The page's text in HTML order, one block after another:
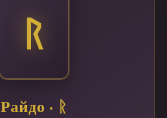
ᚱ
Райдо · ᚱ